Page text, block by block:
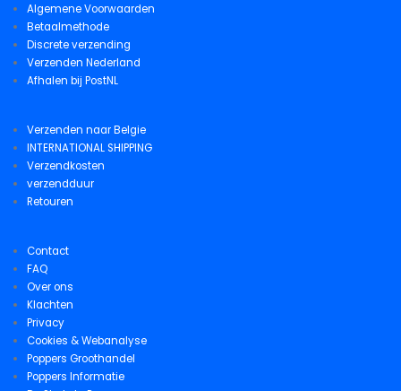
Algemene Voorwaarden
Betaalmethode
Discrete verzending
Verzenden Nederland
Afhalen bij PostNL
Verzenden naar Belgie
INTERNATIONAL SHIPPING
Verzendkosten
verzendduur
Retouren
Contact
FAQ
Over ons
Klachten
Privacy
Cookies & Webanalyse
Poppers Groothandel
Poppers Informatie